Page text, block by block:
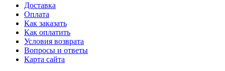
Доставка
Оплата
Как заказать
Как оплатить
Условия возврата
Вопросы и ответы
Карта сайта